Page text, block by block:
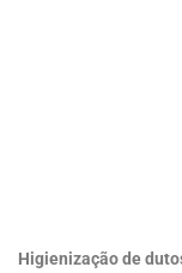
Higienização de